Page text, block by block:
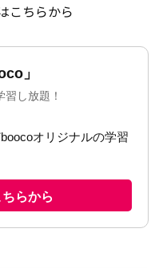
こちらから